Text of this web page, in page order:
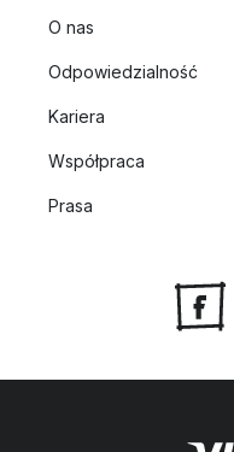
O nas
Odpowiedzialność
Kariera
Współpraca
Prasa